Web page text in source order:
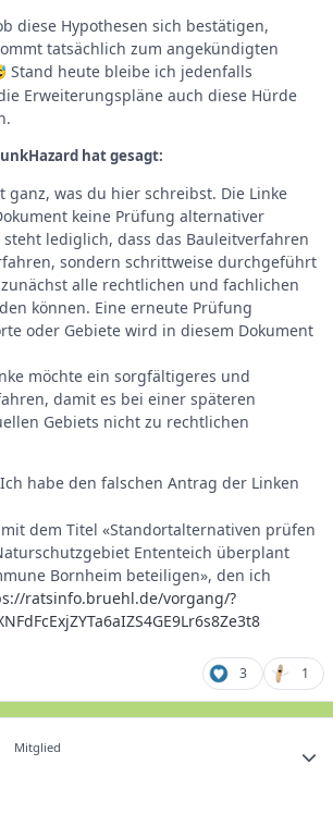
diese Hypothesen sich bestätigen,
tatsächlich zum angekündigten
Stand heute bleibe ich jedenfalls
Erweiterungspläne auch diese Hürde
hat gesagt:
ganz, was du hier schreibst. Die Linke
keine Prüfung alternativer
lediglich, dass das Bauleitverfahren
sondern schrittweise durchgeführt
alle rechtlichen und fachlichen
können. Eine erneute Prüfung
oder Gebiete wird in diesem Dokument
möchte ein sorgfältigeres und
damit es bei einer späteren
Gebiets nicht zu rechtlichen
Ich habe den falschen Antrag der Linken
dem Titel «Standortalternativen prüfen
Ententeich überplant
Bornheim beteiligen», den ich
ratsinfo.bruehl.de/vorgang/?
3 1
Mitglied